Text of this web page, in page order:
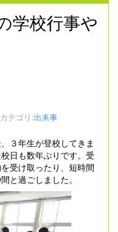
学校行事や
カテゴリ:出来事
３年生が登校してきま
日も数年ぶりです。受
受け取ったり、短時間
と過ごしました。